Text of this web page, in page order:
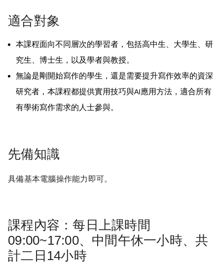
適合對象
本課程面向不同層次的學習者，包括高中生、大學生、研
究生、博士生，以及學者與教授。
無論是剛開始寫作的學生，還是需要提升寫作效率的資深
研究者，本課程都提供實用技巧與AI應用方法，適合所有
有學術寫作需求的人士參與。
先備知識
具備基本電腦操作能力即可。
課程內容：每日上課時間
09:00~17:00、中間午休一小時、共
計二日14小時